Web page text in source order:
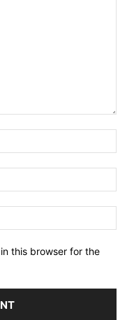
this browser for the